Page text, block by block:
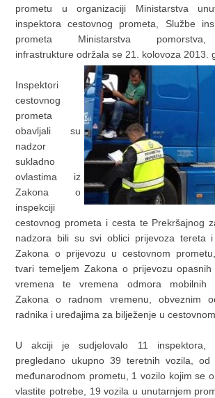
prometu u organizaciji Ministarstva
inspektora cestovnog prometa, Službe
prometa Ministarstva
infrastrukture održala se 21. kolovoza 2013.
Inspektori
cestovnog
prometa
obavljali su
nadzor
sukladno
ovlastima iz
Zakona o
inspekciji
cestovnog prometa i cesta te Prekršajnog
nadzora bili su svi oblici prijevoza tereta i
Zakona o prijevozu u cestovnom
tvari temeljem Zakona o prijevozu
vremena te vremena odmora mobilnih
Zakona o radnom vremenu, obveznim
radnika i uređajima za bilježenje u
U akciji je sudjelovalo 11 inspektora,
pregledano ukupno 39 teretnih vozila,
međunarodnom prometu, 1 vozilo kojim se
vlastite potrebe, 19 vozila u unutarnjem